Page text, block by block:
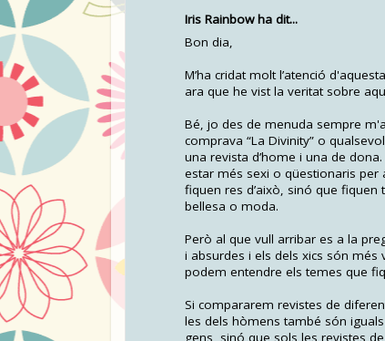
Iris Rainbow ha dit...
Bon dia,
M’ha cridat molt l’atenció
ara que he vist la veritat sobre
Bé, jo des de menuda sempre
comprava “La Divinity” o
una revista d’home i una de
estar més sexi o qüestionaris per
fiquen res d’això, sinó que
bellesa o moda.
Però al que vull arribar es a la
i absurdes i els dels xics són
podem entendre els temes que
Si compararem revistes de
les dels hòmens també són
gens, sinó que sols les revistes